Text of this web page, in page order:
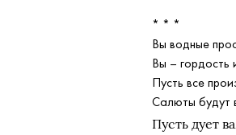
* * *
Вы водные
Вы – гордость
Пусть все
Салюты будут
Пусть дует